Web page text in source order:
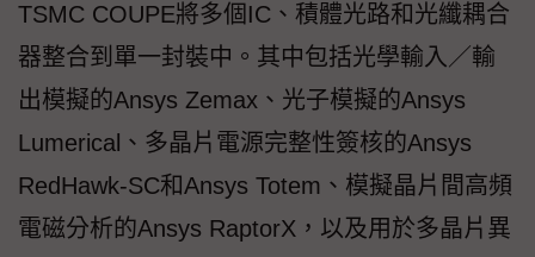
TSMC COUPE將多個IC、積體光路和光纖耦合
器整合到單一封裝中。其中包括光學輸入／輸
出模擬的Ansys Zemax、光子模擬的Ansys
Lumerical、多晶片電源完整性簽核的Ansys
RedHawk-SC和Ansys Totem、模擬晶片間高頻
電磁分析的Ansys RaptorX，以及用於多晶片異